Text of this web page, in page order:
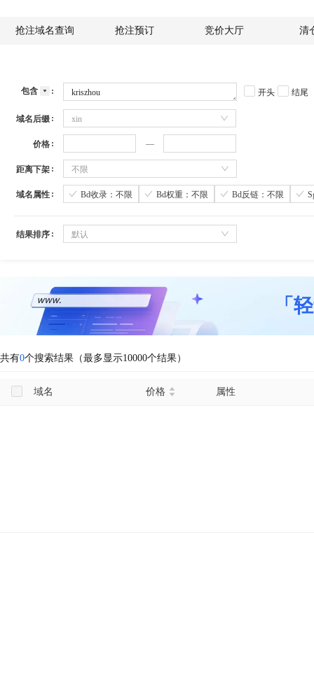
抢注域名查询 抢注预订 竞价大厅 清
包含 开头 结尾
域名后缀 xin
价格
距离下架 不限
域名属性 Bd收录：不限 Bd权重：不限 Bd反链：不限
结果排序 默认
「
共有0个搜索结果（最多显示10000个结果）
域名 价格 属性